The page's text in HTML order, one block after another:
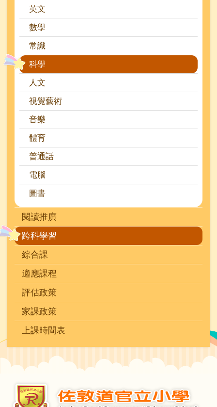
英文
數學
常識
科學
人文
視覺藝術
音樂
體育
普通話
電腦
圖書
閱讀推廣
跨科學習
綜合課
適應課程
評估政策
家課政策
上課時間表